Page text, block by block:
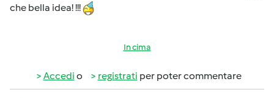
che bella idea! !!!
In cima
Accedi o registrati per poter commentare